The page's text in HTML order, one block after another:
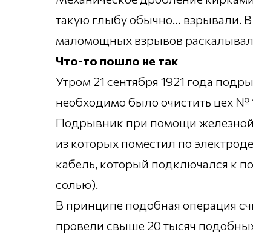
такую глыбу обычно… взрывали.
маломощных взрывов
Что-то пошло не так
Утром 21 сентября 1921 года
необходимо было очистить цех №
Подрывник при помощи железной
из которых поместил по
кабель, который подключался к
солью).
В принципе подобная операция
провели свыше 20 тысяч